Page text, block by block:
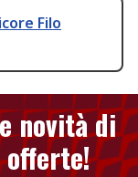
Filo
novità di
offerte!